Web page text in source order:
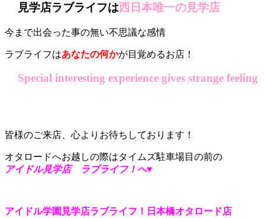
見学店ラブライフは西日本唯一の見学店
今まで出会った事の無い不思議な感情
ラブライフはあなたの何かが目覚めるお店！
Special interesting experience gives strange feeling
皆様のご来店、心よりお待ちしております！
オタロードへお越しの際はタイムズ駐車場目の前の
アイドル見学店 ラブライフ！へ♥
アイドル学園見学店ラブライフ！日本橋オタロード店